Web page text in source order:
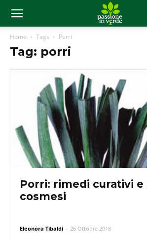
Home Tags Porri
Tag: porri
Porri: rimedi curativi e
cosmesi
Eleonora Tibaldi - 26 Ottobre 2018